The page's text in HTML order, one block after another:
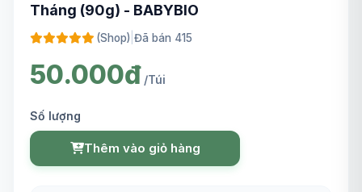
Tháng (90g) - BABYBIO
(Shop) Đã bán 415
50.000đ /Túi
Số lượng
Thêm vào giỏ hàng